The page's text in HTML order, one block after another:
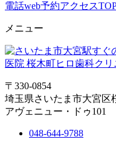
電話web予約アクセス
メニュー
〒330-0854
埼玉県さいたま市大宮区
アヴェニュー・ドゥ101
048-644-9788